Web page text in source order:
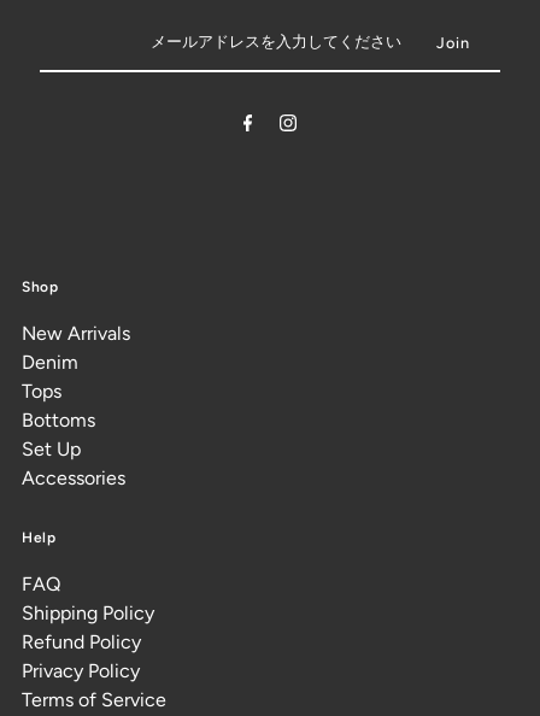
Shop
New Arrivals
Denim
Tops
Bottoms
Set Up
Accessories
Help
FAQ
Shipping Policy
Refund Policy
Privacy Policy
Terms of Service